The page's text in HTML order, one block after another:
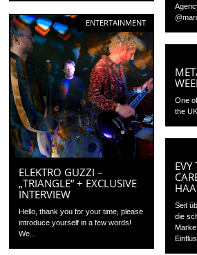
ENTERTAINMENT
ELEKTRO GUZZI –
„TRIANGLE“ + EXCLUSIVE
INTERVIEW
Hello, thank you for your time, please
introduce yourself in a few words!
We...
One
the
Seit
die